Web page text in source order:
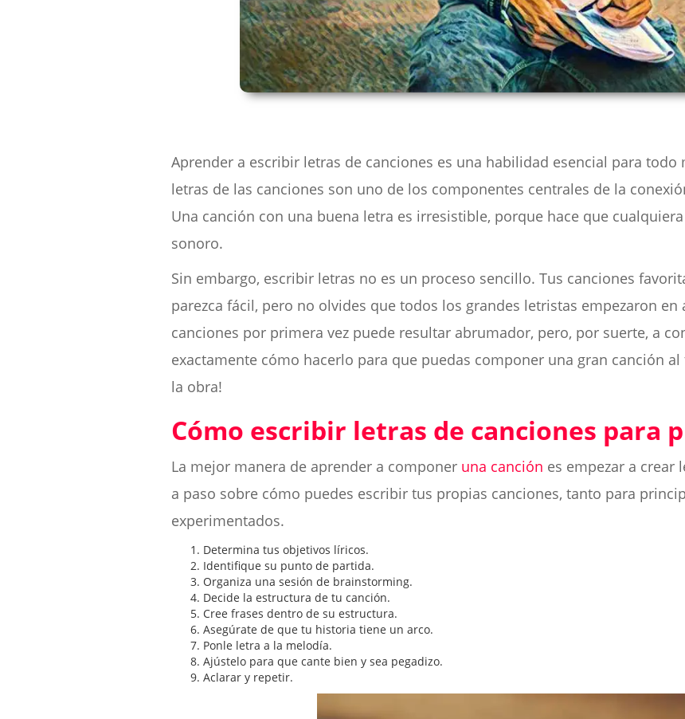
Aprender a escribir letras de canciones es una habilidad esencial para todo
letras de las canciones son uno de los componentes centrales de la
Una canción con una buena letra es irresistible, porque hace que
sonoro.
Sin embargo, escribir letras no es un proceso sencillo. Tus canciones
parezca fácil, pero no olvides que todos los grandes letristas empezaron
canciones por primera vez puede resultar abrumador, pero, por suerte, a
exactamente cómo hacerlo para que puedas componer una gran canción
la obra!
Cómo escribir letras de canciones para
La mejor manera de aprender a componer una canción es empezar a crear
a paso sobre cómo puedes escribir tus propias canciones, tanto para
experimentados.
Determina tus objetivos líricos.
Identifique su punto de partida.
Organiza una sesión de brainstorming.
Decide la estructura de tu canción.
Cree frases dentro de su estructura.
Asegúrate de que tu historia tiene un arco.
Ponle letra a la melodía.
Ajústelo para que cante bien y sea pegadizo.
Aclarar y repetir.